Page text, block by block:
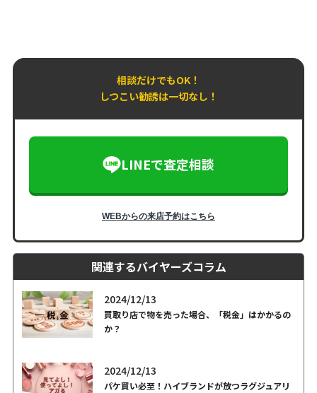
相談だけでもOK！
しつこい勧誘は一切なし！
LINEで査定相談
WEBからの来店予約はこちら
関連するバイヤーズコラム
2024/12/13
買取り店で物を売った場合、「税金」はかかるの
か？
2024/12/13
パケ買い必至！ハイブランドが放つラグジュアリ